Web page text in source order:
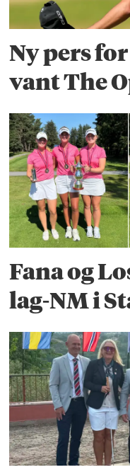
Ny pers
vant The
Fana og
lag-NM i